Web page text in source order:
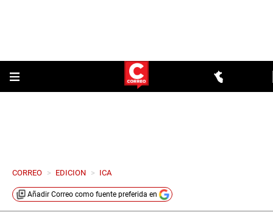
CORREO > EDICION > ICA
Añadir Correo como fuente preferida en